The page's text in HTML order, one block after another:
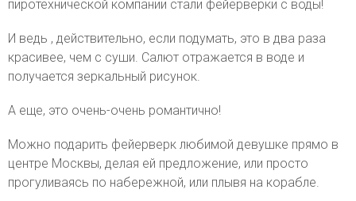
пиротехнической компании стали фейерверки с воды!
И ведь , действительно, если подумать, это в два раза
красивее, чем с суши. Салют отражается в воде и
получается зеркальный рисунок.
А еще, это очень-очень романтично!
Можно подарить фейерверк любимой девушке прямо в
центре Москвы, делая ей предложение, или просто
прогуливаясь по набережной, или плывя на корабле.